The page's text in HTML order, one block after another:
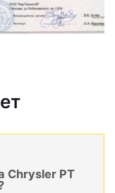
Chrysler PT